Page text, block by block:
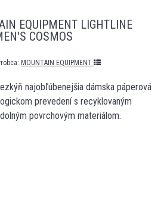
EQUIPMENT LIGHTLINE
COSMOS
MOUNTAIN EQUIPMENT
najobľúbenejšia dámska páperová
prevedení s recyklovaným
povrchovým materiálom.